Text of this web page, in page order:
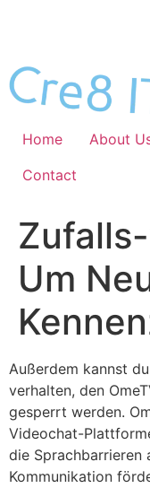
Home About
Contact
Um
Außerdem kannst
verhalten, den
gesperrt werden.
Videochat-
die Sprachbarrieren
Kommunikation